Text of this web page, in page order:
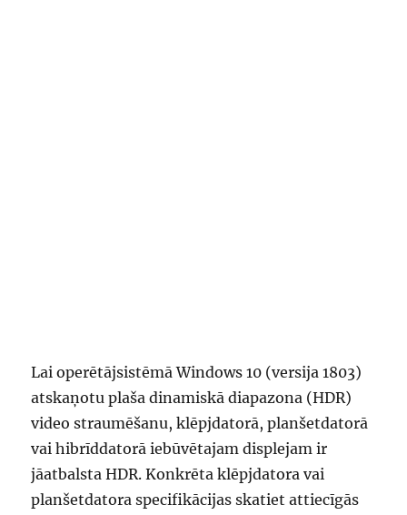
Lai operētājsistēmā Windows 10 (versija 1803)
atskaņotu plaša dinamiskā diapazona (HDR)
video straumēšanu, klēpjdatorā, planšetdatorā
vai hibrīddatorā iebūvētajam displejam ir
jāatbalsta HDR. Konkrēta klēpjdatora vai
planšetdatora specifikācijas skatiet attiecīgās